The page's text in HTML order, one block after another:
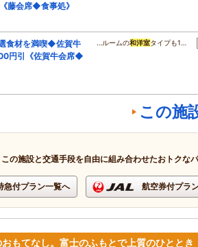
藤会席◆食事処》
食材を満喫◆佐賀牛
円引《佐賀牛会席◆
…ルームの和洋室タイプも1…
この施
この施設と交通手段を自由に組み合わせたおトクな
急付プラン一覧へ 航空券付プラ
もてなし。富士のふもとで上質のひととき